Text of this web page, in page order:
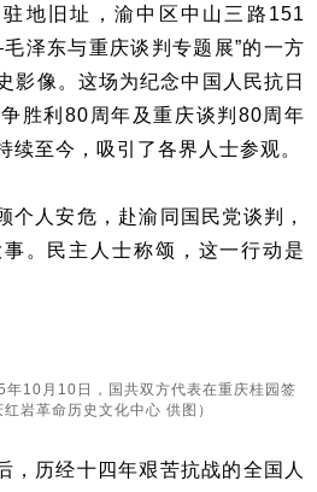
旧址，渝中区中山三路151
泽东与重庆谈判专题展”的一方
影像。这场为纪念中国人民抗日
胜利80周年及重庆谈判80周年
续至今，吸引了各界人士参观。
人安危，赴渝同国民党谈判，
。民主人士称颂，这一行动是
10月10日，国共双方代表在重庆桂园签
岩革命历史文化中心 供图）
历经十四年艰苦抗战的全国人